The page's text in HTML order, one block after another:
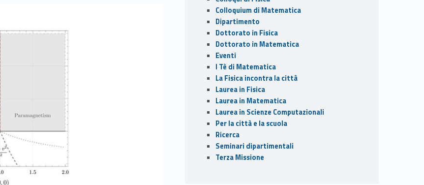
Colloquium di Matematica
Dipartimento
Dottorato in Fisica
Dottorato in Matematica
Eventi
I Tè di Matematica
La Fisica incontra la città
Laurea in Fisica
Laurea in Matematica
Laurea in Scienze Computazionali
Per la città e la scuola
Ricerca
Seminari dipartimentali
Terza Missione